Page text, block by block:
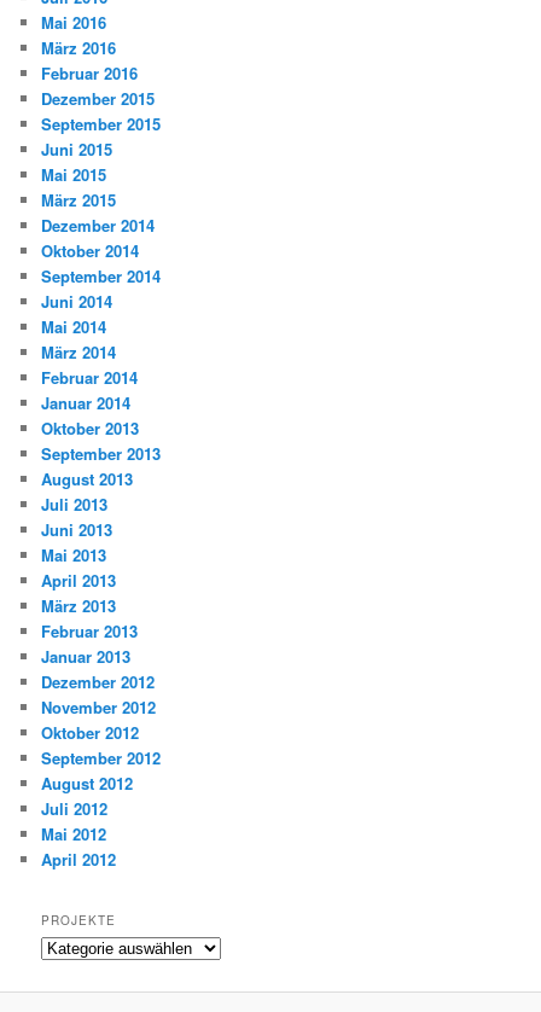
Mai 2016
März 2016
Februar 2016
Dezember 2015
September 2015
Juni 2015
Mai 2015
März 2015
Dezember 2014
Oktober 2014
September 2014
Juni 2014
Mai 2014
März 2014
Februar 2014
Januar 2014
Oktober 2013
September 2013
August 2013
Juli 2013
Juni 2013
Mai 2013
April 2013
März 2013
Februar 2013
Januar 2013
Dezember 2012
November 2012
Oktober 2012
September 2012
August 2012
Juli 2012
Mai 2012
April 2012
PROJEKTE
Projekte